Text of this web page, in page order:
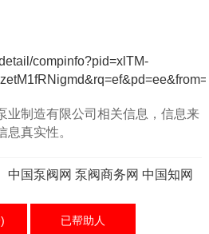
compinfo?pid=xlTM-
制造有限公司相关信息，信息来
息真实性。
中国泵阀网 泵阀商务网 中国知网
已帮助 人